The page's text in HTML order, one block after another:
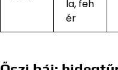
la, feh
ér